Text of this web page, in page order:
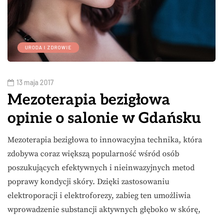
URODA I ZDROWIE
13 maja 2017
Mezoterapia bezigłowa
opinie o salonie w Gdańsku
Mezoterapia bezigłowa to innowacyjna technika, która
zdobywa coraz większą popularność wśród osób
poszukujących efektywnych i nieinwazyjnych metod
poprawy kondycji skóry. Dzięki zastosowaniu
elektroporacji i elektroforezy, zabieg ten umożliwia
wprowadzenie substancji aktywnych głęboko w skórę,